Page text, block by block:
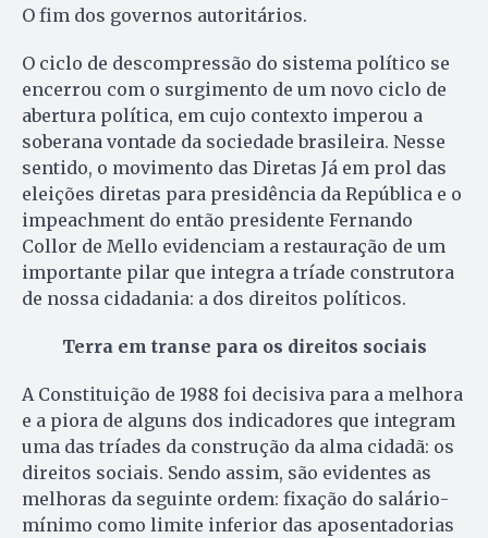
O fim dos governos autoritários.
O ciclo de descompressão do sistema político se
encerrou com o surgimento de um novo ciclo de
abertura política, em cujo contexto imperou a
soberana vontade da sociedade brasileira. Nesse
sentido, o movimento das Diretas Já em prol das
eleições diretas para presidência da República e o
impeachment do então presidente Fernando
Collor de Mello evidenciam a restauração de um
importante pilar que integra a tríade construtora
de nossa cidadania: a dos direitos políticos.
Terra em transe para os direitos sociais
A Constituição de 1988 foi decisiva para a melhora
e a piora de alguns dos indicadores que integram
uma das tríades da construção da alma cidadã: os
direitos sociais. Sendo assim, são evidentes as
melhoras da seguinte ordem: fixação do salário-
mínimo como limite inferior das aposentadorias